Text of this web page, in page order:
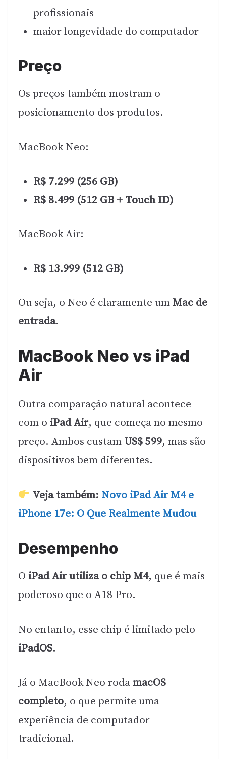
profissionais
maior longevidade do computador
Preço
Os preços também mostram o
posicionamento dos produtos.
MacBook Neo:
R$ 7.299 (256 GB)
R$ 8.499 (512 GB + Touch ID)
MacBook Air:
R$ 13.999 (512 GB)
Ou seja, o Neo é claramente um Mac de
entrada.
MacBook Neo vs iPad
Air
Outra comparação natural acontece
com o iPad Air, que começa no mesmo
preço. Ambos custam US$ 599, mas são
dispositivos bem diferentes.
Veja também: Novo iPad Air M4 e
iPhone 17e: O Que Realmente Mudou
Desempenho
O iPad Air utiliza o chip M4, que é mais
poderoso que o A18 Pro.
No entanto, esse chip é limitado pelo
iPadOS.
Já o MacBook Neo rodamacOS
completo, o que permite uma
experiência de computador
tradicional.